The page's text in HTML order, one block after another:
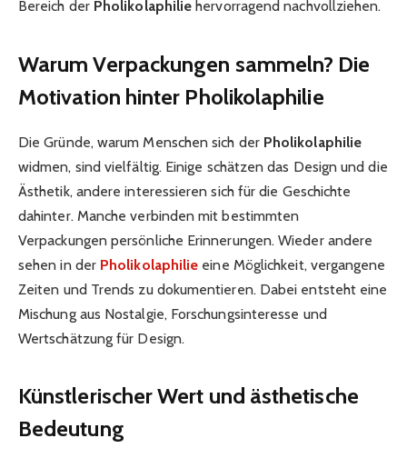
Bereich der Pholikolaphilie hervorragend nachvollziehen.
Warum Verpackungen sammeln? Die
Motivation hinter Pholikolaphilie
Die Gründe, warum Menschen sich der Pholikolaphilie
widmen, sind vielfältig. Einige schätzen das Design und die
Ästhetik, andere interessieren sich für die Geschichte
dahinter. Manche verbinden mit bestimmten
Verpackungen persönliche Erinnerungen. Wieder andere
sehen in der Pholikolaphilie eine Möglichkeit, vergangene
Zeiten und Trends zu dokumentieren. Dabei entsteht eine
Mischung aus Nostalgie, Forschungsinteresse und
Wertschätzung für Design.
Künstlerischer Wert und ästhetische
Bedeutung